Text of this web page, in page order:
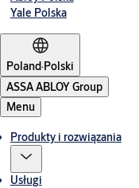
Yale Polska
Poland·Polski
ASSA ABLOY Group
Menu
Produkty i rozwiązania
Usługi